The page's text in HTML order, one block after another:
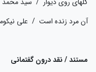
آن مرد زنده است / علی
مستند / نقد درون گفتمانی